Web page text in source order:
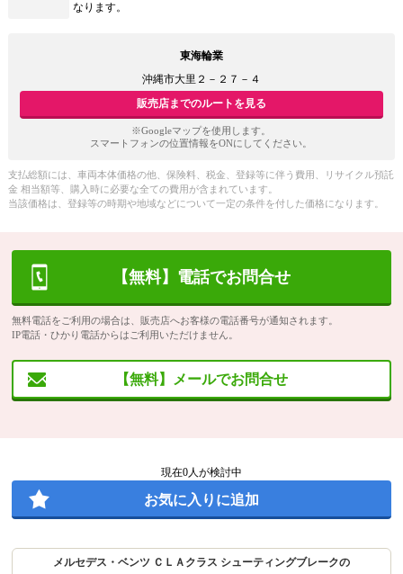
なります。
東海輪業
沖縄市大里２－２７－４
販売店までのルートを見る
※Googleマップを使用します。
スマートフォンの位置情報をONにしてください。
支払総額には、車両本体価格の他、保険料、税金、登録等に伴う費用、リサイクル預託
金 相当額等、購入時に必要な全ての費用が含まれています。
当該価格は、登録等の時期や地域などについて一定の条件を付した価格になります。
【無料】電話でお問合せ
無料電話をご利用の場合は、販売店へお客様の電話番号が通知されます。
IP電話・ひかり電話からはご利用いただけません。
【無料】メールでお問合せ
現在0人が検討中
お気に入りに追加
メルセデス・ベンツ ＣＬＡクラス シューティングブレークの